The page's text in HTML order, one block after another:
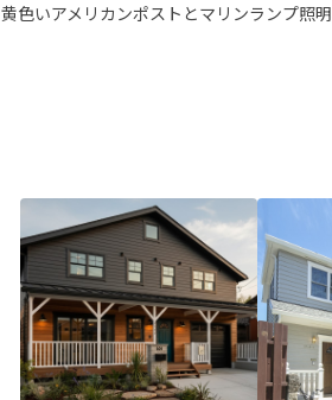
黄色いアメリカンポストとマリンランプ照